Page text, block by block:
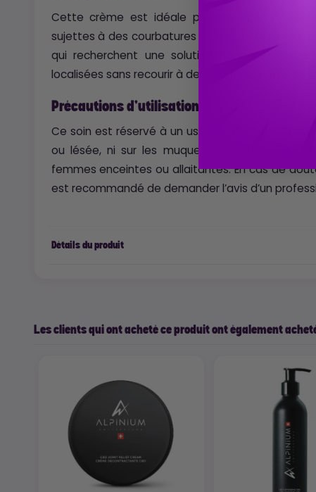
Cette crème est idéale pour les sportifs
sujettes à des courbatures et des raideurs
qui recherchent une solution naturelle,
localisées sans recourir à des produits
Précautions d’utilisation
Ce soin est réservé à un usage externe. Il ne
ou lésée, ni sur les muqueuses. Éviter tout
femmes enceintes ou allaitantes. En cas de
est recommandé de demander l’avis d’un
Détails du produit
Les clients qui ont acheté ce produit ont également